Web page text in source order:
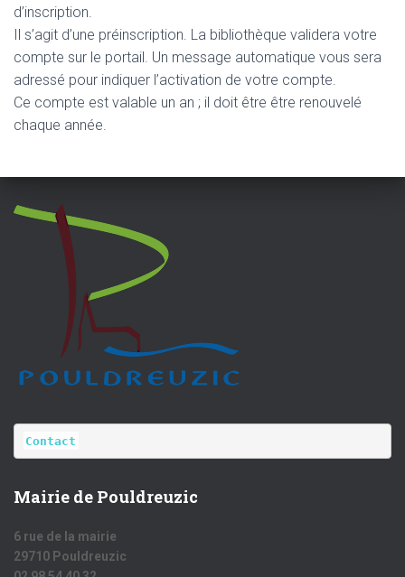
d’inscription.
Il s’agit d’une préinscription. La bibliothèque validera votre
compte sur le portail. Un message automatique vous sera
adressé pour indiquer l’activation de votre compte.
Ce compte est valable un an ; il doit être être renouvelé
chaque année.
Contact
Mairie de Pouldreuzic
6 rue de la mairie
29710 Pouldreuzic